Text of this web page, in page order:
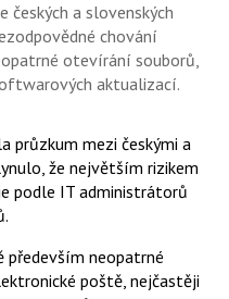
a slovenských
chování
otevírání souborů,
aktualizací.
průzkum mezi českými a
že největším rizikem
podle IT administrátorů
především neopatrné
poště, nejčastěji